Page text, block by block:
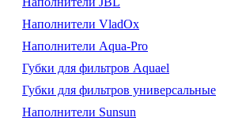
Наполнители VladOx
Наполнители Aqua-Pro
Губки для фильтров Aquael
Губки для фильтров универсальные
Наполнители Sunsun